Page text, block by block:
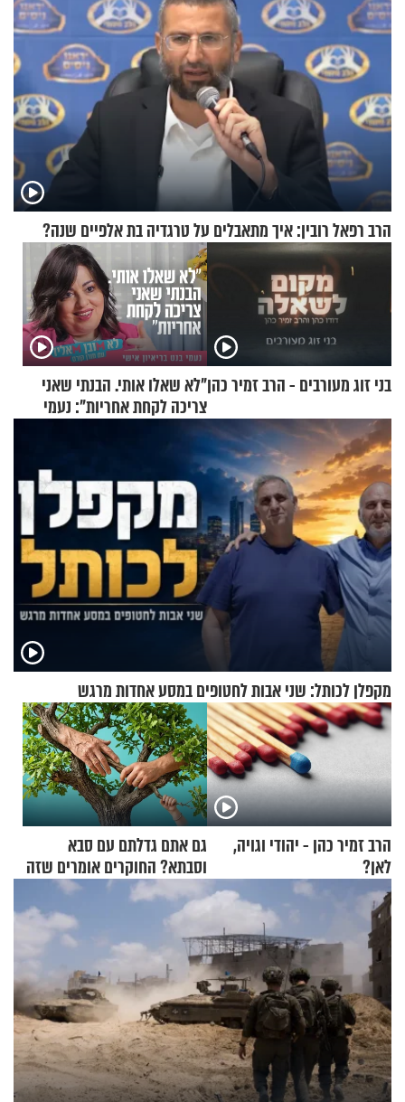
הרב רפאל רובין: איך מתאבלים על טרגדיה בת אלפיים שנה?
בני זוג מעורבים - הרב זמיר כהן"לא שאלו אותי. הבנתי שאני
צריכה לקחת אחריות": נעמי
בנט בריאיון אישי
מקפלן לכותל: שני אבות לחטופים במסע אחדות מרגש
הרב זמיר כהן - יהודי וגויה,
לאן?
גם אתם גדלתם עם סבא
וסבתא? החוקרים אומרים שזה
מתכון מנצח